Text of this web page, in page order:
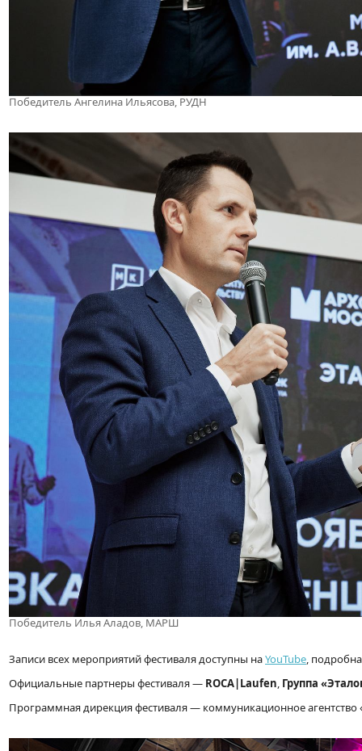
Победитель Ангелина Ильясова, РУДН
Победитель Илья Аладов, МАРШ
Записи всех мероприятий фестиваля доступны наYouTube,
Официальные партнеры фестиваля — ROCA|Laufen, Группа
Программная дирекция фестиваля — коммуникационное